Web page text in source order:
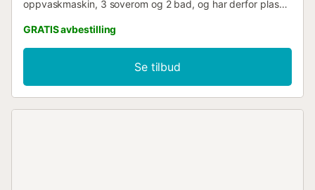
oppvaskmaskin, 3 soverom og 2 bad, og har derfor plass
klimaanlegg (på alle soverom) samt vaskemaskin.
Høydepunktet ved denne boligen er dens private
uteområde med et basseng (åpent hele året), en hage,
hagemøbler, en åpen terrasse, en grill og en utendørs dusj.
Gå-/kjøreavstand til nærmeste restaurant: 586m.
GRATIS avbestilling
Se tilbud